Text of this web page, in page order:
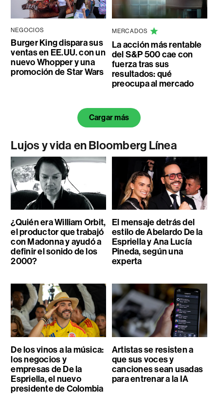
NEGOCIOS
Burger King dispara sus
ventas en EE.UU. con un
nuevo Whopper y una
promoción de Star Wars
MERCADOS
La acción más rentable
del S&P 500 cae con
fuerza tras sus
resultados: qué
preocupa al mercado
Cargar más
Lujos y vida en Bloomberg Línea
¿Quién era William Orbit,
el productor que trabajó
con Madonna y ayudó a
definir el sonido de los
2000?
El mensaje detrás del
estilo de Abelardo De la
Espriella y Ana Lucía
Pineda, según una
experta
De los vinos a la música:
los negocios y
empresas de De la
Espriella, el nuevo
presidente de Colombia
Artistas se resisten a
que sus voces y
canciones sean usadas
para entrenar a la IA